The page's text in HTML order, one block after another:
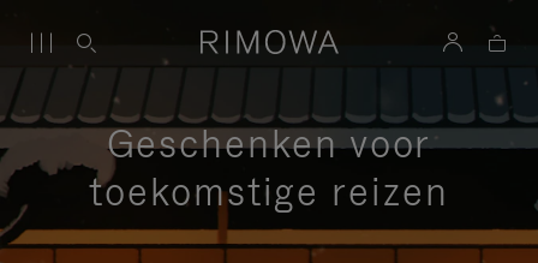
Geschenken voor
toekomstige reizen